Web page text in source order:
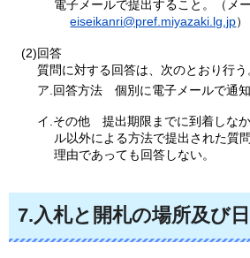
電子メールで提出すること。（メ
eiseikanri@pref.miyazaki.lg.jp）
(2)回答
質問に対する回答は、次のとおり行う
ア.回答方法
個別に電子メールで通知
イ.その他 提出期限までに到着しな
ル以外による方法で提出された質
理由であっても回答しない。
7.入札と開札の場所及び